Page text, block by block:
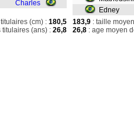
Charles
Edney
(cm) : 180,5
(ans) : 26,8
183,9 : taille
26,8 : age moyen